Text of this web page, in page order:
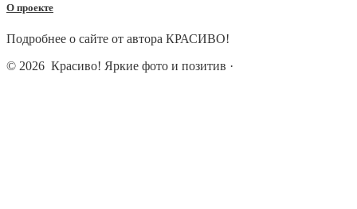
О проекте
Подробнее о сайте от автора КРАСИВО!
© 2026 Красиво! Яркие фото и позитив ·